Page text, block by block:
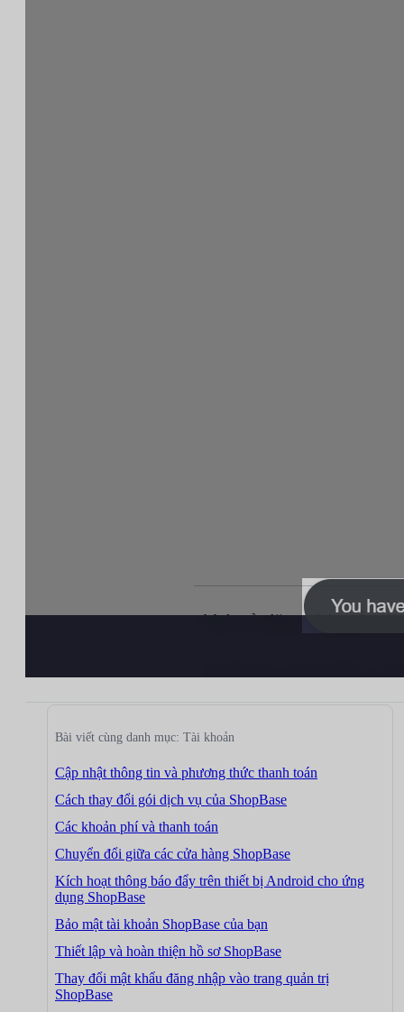
Bài viết cùng danh mục: Tài khoản
Cập nhật thông tin và phương thức thanh toán
Cách thay đổi gói dịch vụ của ShopBase
Các khoản phí và thanh toán
Chuyển đổi giữa các cửa hàng ShopBase
Kích hoạt thông báo đẩy trên thiết bị Android cho ứng
dụng ShopBase
Bảo mật tài khoản ShopBase của bạn
Thiết lập và hoàn thiện hồ sơ ShopBase
Thay đổi mật khẩu đăng nhập vào trang quản trị
ShopBase